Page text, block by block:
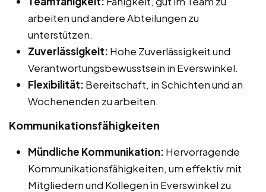
arbeiten und andere Abteilungen zu
unterstützen.
Zuverlässigkeit: Hohe Zuverlässigkeit und
Verantwortungsbewusstsein in Everswinkel.
Flexibilität: Bereitschaft, in Schichten und an
Wochenenden zu arbeiten.
Kommunikationsfähigkeiten
Mündliche Kommunikation: Hervorragende
Kommunikationsfähigkeiten, um effektiv mit
Mitgliedern und Kollegen in Everswinkel zu